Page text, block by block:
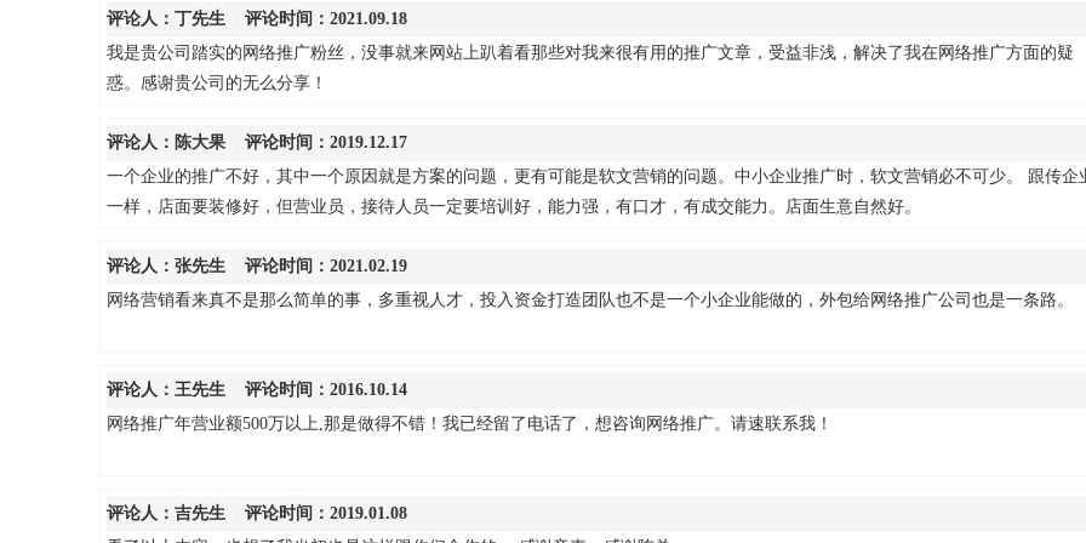
评论人： 丁先生 评论时间：2021.09.18
我是贵公司踏实的网络推广粉丝，没事就来网站上趴着看那些对我来很有用的推广文章，受益非浅，解决了我在网络推广方面的疑
惑。感谢贵公司的无么分享！
评论人： 陈大果 评论时间：2019.12.17
一个企业的推广不好，其中一个原因就是方案的问题，更有可能是软文营销的问题。中小企业推广时，软文营销必不可少。 跟传企
一样，店面要装修好，但营业员，接待人员一定要培训好，能力强，有口才，有成交能力。店面生意自然好。
评论人： 张先生 评论时间：2021.02.19
网络营销看来真不是那么简单的事，多重视人才，投入资金打造团队也不是一个小企业能做的，外包给网络推广公司也是一条路。
评论人： 王先生 评论时间：2016.10.14
网络推广年营业额500万以上,那是做得不错！我已经留了电话了，想咨询网络推广。请速联系我！
评论人： 吉先生 评论时间：2019.01.08